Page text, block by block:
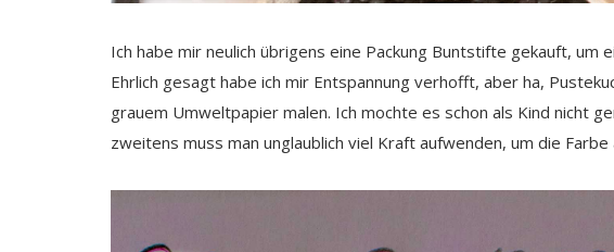
Ich habe mir neulich übrigens eine Packung Buntstifte gekauft, um
Ehrlich gesagt habe ich mir Entspannung verhofft, aber ha,
grauem Umweltpapier malen. Ich mochte es schon als Kind nicht
zweitens muss man unglaublich viel Kraft aufwenden, um die